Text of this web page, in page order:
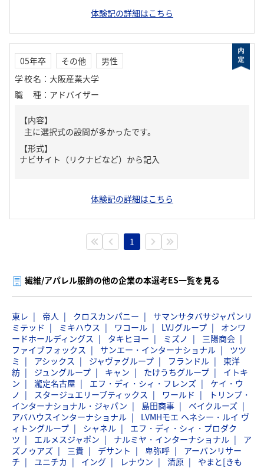
体験記の詳細はこちら
05年卒 その他
男性
学校名 ： 大阪産業大学
職種 ： アドバイザー
【内容】
主に選択式の設問が多かったです。
【形式】
ナビサイト（リクナビなど）から記入
体験記の詳細はこちら
1
繊維/アパレル服飾の他の企業の本選考ES一覧を見る
東レ 帝人 クロスカンパニー
サマンサタバサジャパンリ
ミテッド
ミキハウス ワコール LVJグループ
オンワ
ードホールディングス
タキヒヨー ミズノ
三陽商会
ファイブフォックス
サンエー・インターナショナル
ツツ
ミ
アシックス ジャヴァグループ フランドル
東洋
紡
ジュングループ キャン たけうちグループ
イトキ
ン
瀧定名古屋 エフ・ディ・シィ・フレンズ
ケイ・ウ
ノ
スタージュエリーブティックス ワールド
トリンプ・
インターナショナル・ジャパン
島田商事
ベイクルーズ
アバハウスインターナショナル
LVMHモエ ヘネシー・ルイ ヴ
ィトングループ
シャネル
エフ・ディ・シィ・プロダク
ツ
エルメスジャポン ナルミヤ・インターナショナル
ア
ズノゥアズ
三貴 デサント 卑弥呼
アーバンリサー
チ
ユニチカ イング レナウン 清原
やまと[きも